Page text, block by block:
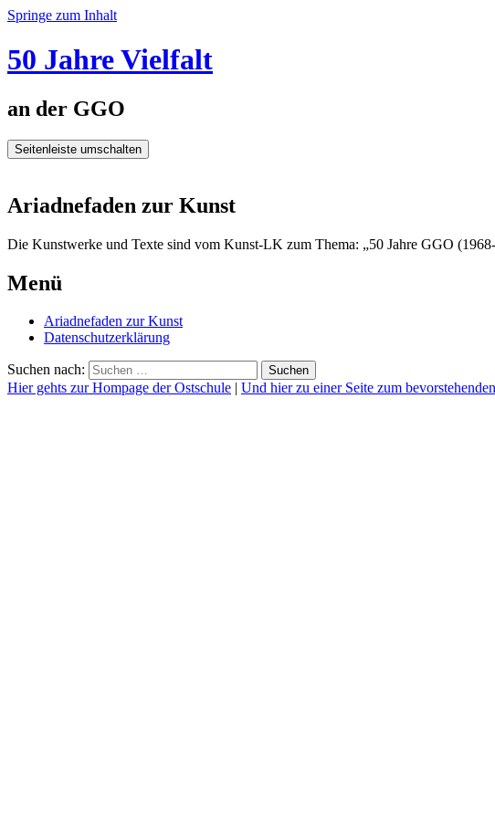
Springe zum Inhalt
50 Jahre Vielfalt
an der GGO
Seitenleiste umschalten
Ariadnefaden zur Kunst
Die Kunstwerke und Texte sind vom Kunst-LK zum Thema: „50 Jahre GGO
Menü
Ariadnefaden zur Kunst
Datenschutzerklärung
Suchen nach:
Hier gehts zur Hompage der Ostschule | Und hier zu einer Seite zum